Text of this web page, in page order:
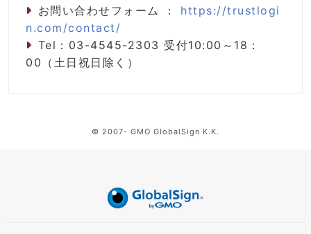
お問い合わせフォーム ： https://trustlogi
n.com/contact/
Tel：03-4545-2303 受付10:00～18：
00（土日祝日除く）
© 2007- GMO GlobalSign K.K.